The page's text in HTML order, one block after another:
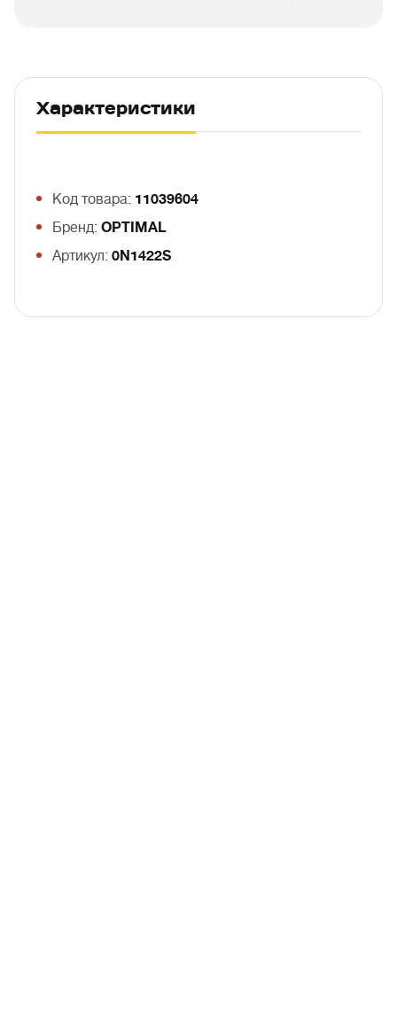
Характеристики
Код товара: 11039604
Бренд: OPTIMAL
Артикул: 0N1422S